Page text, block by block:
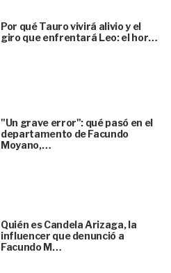
Por qué Tauro vivirá alivio y el
giro que enfrentará Leo: el hor…
"Un grave error": qué pasó en el
departamento de Facundo
Moyano,…
Quién es Candela Arizaga, la
influencer que denunció a
Facundo M…